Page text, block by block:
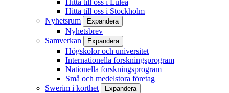
Hitta till oss i Stockholm
Nyhetsrum
Expandera
Nyhetsbrev
Samverkan
Expandera
Högskolor och universitet
Internationella forskningsprogram
Nationella forskningsprogram
Små och medelstora företag
Swerim i korthet
Expandera